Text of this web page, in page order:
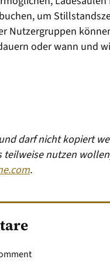
um
Nutzergruppen
oder wann und
darf nicht kopiert
nutzen
.